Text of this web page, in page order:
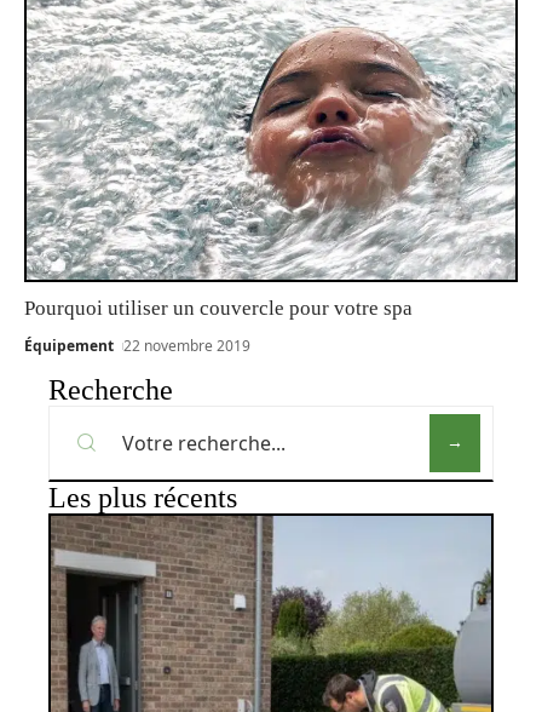
Pourquoi utiliser un couvercle pour votre spa
Équipement 22 novembre 2019
Recherche
Les plus récents